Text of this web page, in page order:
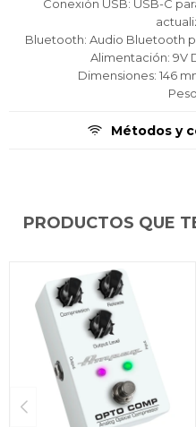
Conexión USB: USB-C
Bluetooth: Audio Bluetooth
Alimentación: 9V
Dimensiones: 146
Métodos y
PRODUCTOS QUE